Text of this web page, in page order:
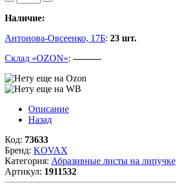
Наличие:
Антонова-Овсеенко, 17Б: 23 шт.
Склад «OZON»:———
Описание
Назад
Код: 73633
Бренд: KOVAX
Категория: Абразивные листы на липучке
Артикул: 1911532